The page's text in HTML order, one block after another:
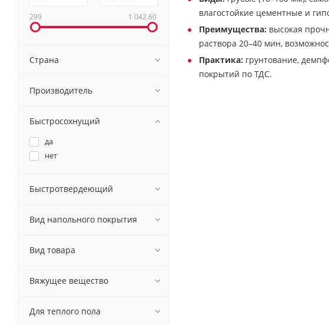
влагостойкие цементные и
Преимущества: высокая
раствора 20–40 мин,
Практика: грунтование,
покрытий по ТДС.
299 1 042.60
Страна
Производитель
Быстросохнущий
да
нет
Быстротвердеющий
Вид напольного покрытия
Вид товара
Вяжущее вещество
Для теплого пола